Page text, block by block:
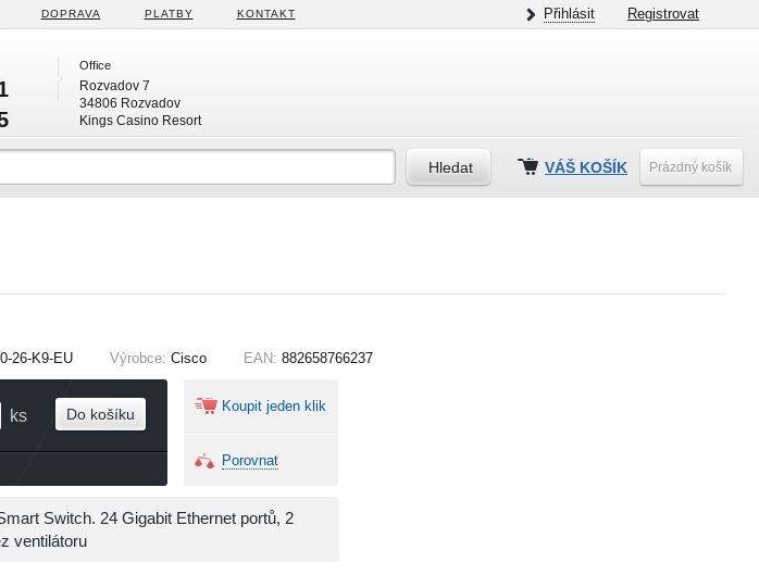
DOPRAVA PLATBY KONTAKT Přihlásit Registrovat
Office
Rozvadov 7
34806 Rozvadov
Kings Casino Resort
VÁŠ KOŠÍK Prázdný košík
26-K9-EU Výrobce: Cisco EAN: 882658766237
ks Do košíku Koupit jeden klik
Porovnat
Switch. 24 Gigabit Ethernet portů, 2
ventilátoru